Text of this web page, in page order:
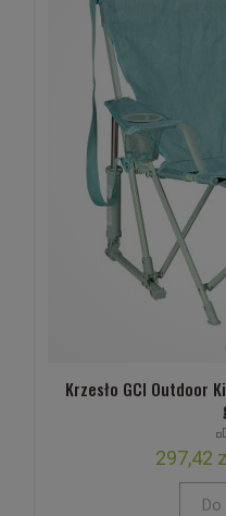
Krzesło GCI Outdoor
297,42